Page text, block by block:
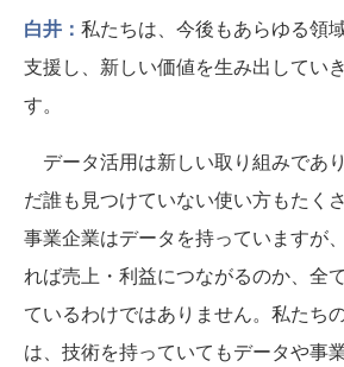
白井： 私たちは、今後もあらゆる領
支援し、新しい価値を生み出してい
す。
データ活用は新しい取り組みであ
だ誰も見つけていない使い方もたく
事業企業はデータを持っていますが
れば売上・利益につながるのか、全
ているわけではありません。私たち
は、技術を持っていてもデータや事